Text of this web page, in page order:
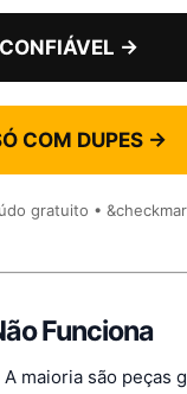
→
COM DUPES →
gratuito •
Funciona
maioria são peças